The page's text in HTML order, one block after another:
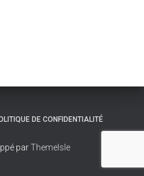
DE CONFIDENTIALITÉ
parThemeIsle